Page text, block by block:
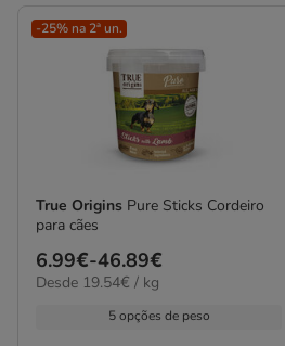
-25% na 2ª un.
True Origins Pure Sticks Cordeiro
para cães
Preço
de
6.99€-46.89€
19.54€
Desde 19.54€ / kg
5 opções de peso